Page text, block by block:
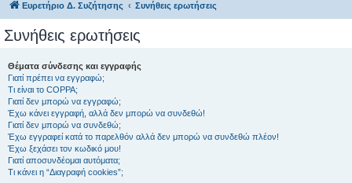
Ευρετήριο Δ. Συζήτησης Συνήθεις ερωτήσεις
Συνήθεις ερωτήσεις
Θέματα σύνδεσης και εγγραφής
Γιατί πρέπει να εγγραφώ;
Τι είναι το COPPA;
Γιατί δεν μπορώ να εγγραφώ;
Έχω κάνει εγγραφή, αλλά δεν μπορώ να συνδεθώ!
Γιατί δεν μπορώ να συνδεθώ;
Έχω εγγραφεί κατά το παρελθόν αλλά δεν μπορώ να συνδεθώ πλέον!
Έχω ξεχάσει τον κωδικό μου!
Γιατί αποσυνδέομαι αυτόματα;
Τι κάνει η “Διαγραφή cookies”;